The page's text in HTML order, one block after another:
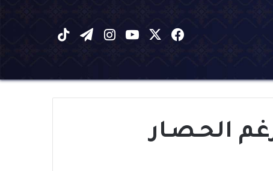
فيسبوك يوتيوبانستقرام
تيلقرام
الحـصـار